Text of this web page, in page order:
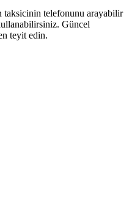
taksicinin telefonunu arayabilir
Güncel
teyit edin.